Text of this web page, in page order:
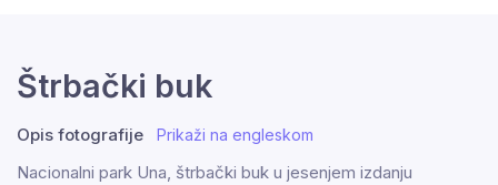
Štrbački buk
Opis fotografije Prikaži na engleskom
Nacionalni park Una, štrbački buk u jesenjem izdanju